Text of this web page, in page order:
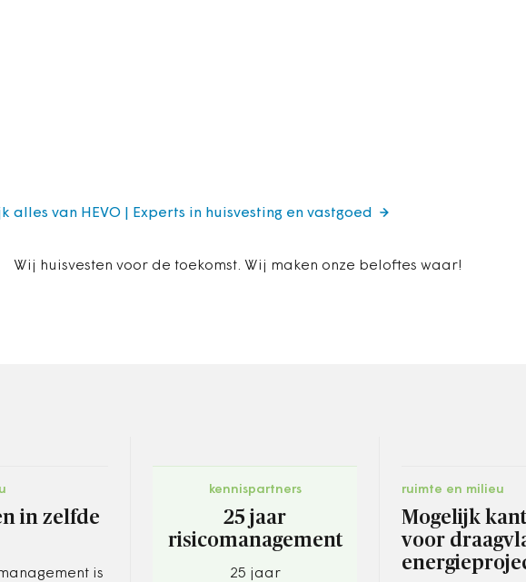
Wij huisvesten voor de toekomst. Wij maken onze beloftes waar!
alles van HEVO | Experts in huisvesting en vastgoed
in zelfde
is
kennispartners
25 jaar
risicomanagement
25 jaar
ruimte en milieu
Mogelijk
voor